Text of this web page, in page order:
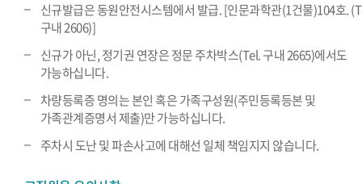
신규발급은 동원안전시스템에서 발급. [인문과학관(1건물)104호.
구내 2606)]
신규가 아닌, 정기권 연장은 정문 주차박스(Tel. 구내 2665)에서도
가능하십니다.
차량등록증 명의는 본인 혹은 가족구성원(주민등록등본 및
가족관계증명서 제출)만 가능하십니다.
주차시 도난 및 파손사고에 대해선 일체 책임지지 않습니다.